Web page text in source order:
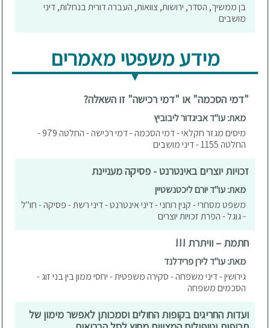
בן ממשיך, הסדר, ירושות, צוואות, העברה דורית בנחלות, דיני
מושבים
מידע משפטי מאמרים
"דמי הסכמה" או "דמי רכישה" זו השאלה?
מאת: עו"ד אביגדור ליבוביץ
מיסים מגזר חקלאי - דמי הסכמה - דמי רכישה - החלטה 979 -
החלטה 1155 - דיני מושבים
זכויות יוצרים באינטרנט - פסיקה מעניינת
מאת: עו"ד יורם ליכטנשטיין
משפט מסחרי - קנין רוחני - דיני אינטרנט - דיני רשת - פסיקה - חו"ל
- גוגל - הפרת זכויות יוצרים
חתמת – וויתרת !!!
מאת: עו"ד לירן פרידלנד
גירושין - דיני משפחה - סקירה משפטית - יחסי ממון בין בני זוג -
הסכמים משפחה
ועדות החריגים בקופות החולים וסמכותן לאפשר מימון של